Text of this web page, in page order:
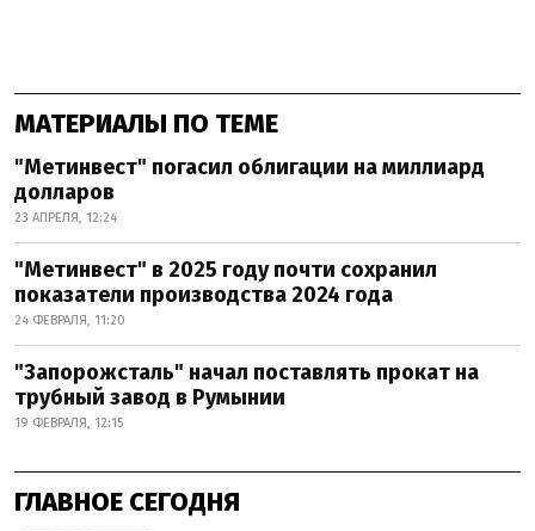
МАТЕРИАЛЫ ПО ТЕМЕ
"Метинвест" погасил облигации на миллиард
долларов
23 АПРЕЛЯ, 12:24
"Метинвест" в 2025 году почти сохранил
показатели производства 2024 года
24 ФЕВРАЛЯ, 11:20
"Запорожсталь" начал поставлять прокат на
трубный завод в Румынии
19 ФЕВРАЛЯ, 12:15
ГЛАВНОЕ СЕГОДНЯ